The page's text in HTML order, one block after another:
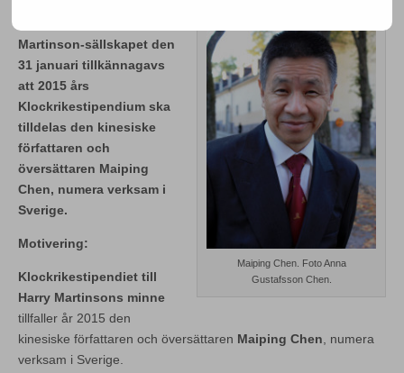
Maiping Chen. Foto Anna
Gustafsson Chen.
Martinson-sällskapet den
31 januari tillkännagavs
att 2015 års
Klockrikestipendium ska
tilldelas den kinesiske
författaren och
översättaren Maiping
Chen, numera verksam i
Sverige.
Motivering:
Klockrikestipendiet till
Harry Martinsons minne
tillfaller år 2015 den
kinesiske författaren och översättaren Maiping Chen , numera
verksam i Sverige.